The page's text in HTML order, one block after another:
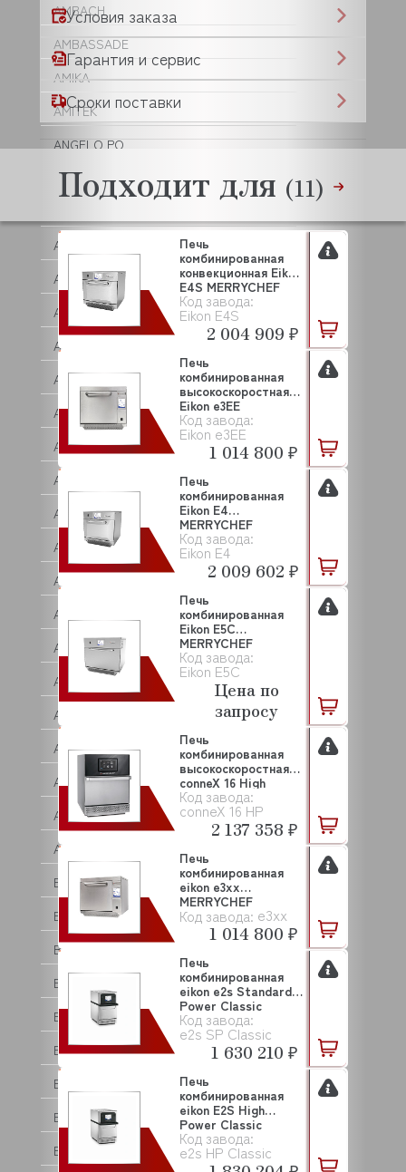
AMBACH
AMBASSADE
AMIKA
AMITEK
ANGELO PO
ANIMO
ANVIL
APACH
APS
AQUA
ARISTARCO
ARKTO
ARTHERMO
ASCASO
ASCO
ASCOBLOC
ASCON TECNOLOGIC
ASF/THOMAS
ASKO
ASSUM
ATA
ATEA
ATEL
ATESY (АТЕСИ)
ATOLLSPEED
BAKE OFF
BARTEC
BARTSCHER
BASSANINA
BEAR VARIMIXER
BECKERS
BEKO
BERTOS
BESSERVACUUM
Условия заказа
Гарантия и сервис
Сроки поставки
Подходит для (11)
Код завода:
Eikon E4S
Печь
комбинированная
конвекционная Eikon
E4S MERRYCHEF
2 004 909 ₽
Код завода:
Еikon e3EE
Печь
комбинированная
высокоскоростная
Еikon e3EE
MERRYCHEF
1 014 800 ₽
Код завода:
Eikon E4
Печь
комбинированная
Eikon E4
MERRYCHEF
2 009 602 ₽
Код завода:
Eikon E5C
Печь
комбинированная
Eikon E5C
MERRYCHEF
Цена по
запросу
Код завода:
conneX 16 HP
Печь
комбинированная
высокоскоростная
conneX 16 High
Power MERRYC...
2 137 358 ₽
Код завода: e3xx
Печь
комбинированная
eikon e3xx
MERRYCHEF
1 014 800 ₽
Код завода:
e2s SP Classic
Печь
комбинированная
eikon e2s Standard
Power Classic
MERRYCHEF
1 630 210 ₽
Код завода:
e2s HP Classic
Печь
комбинированная
eikon E2S High
Power Classic
MERRYCHEF